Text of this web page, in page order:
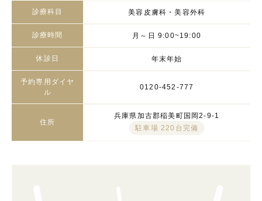
診療科目 美容皮膚科・美容外科
診療時間 月～日 9:00~19:00
休診日 年末年始
予約専用ダイヤ
ル
0120-452-777
住所
兵庫県加古郡稲美町国岡2-9-1
駐車場 220台完備